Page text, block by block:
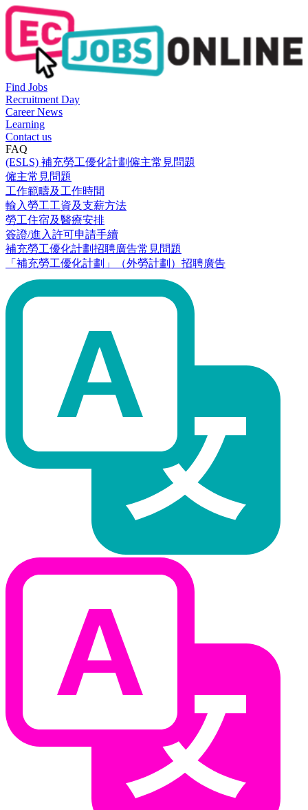
Find Jobs
Recruitment Day
Career News
Learning
Contact us
FAQ
(ESLS) 補充勞工優化計劃僱主常見問題
僱主常見問題
工作範疇及工作時間
輸入勞工工資及支薪方法
勞工住宿及醫療安排
簽證/進入許可申請手續
補充勞工優化計劃招聘廣告常見問題
「補充勞工優化計劃」（外勞計劃）招聘廣告